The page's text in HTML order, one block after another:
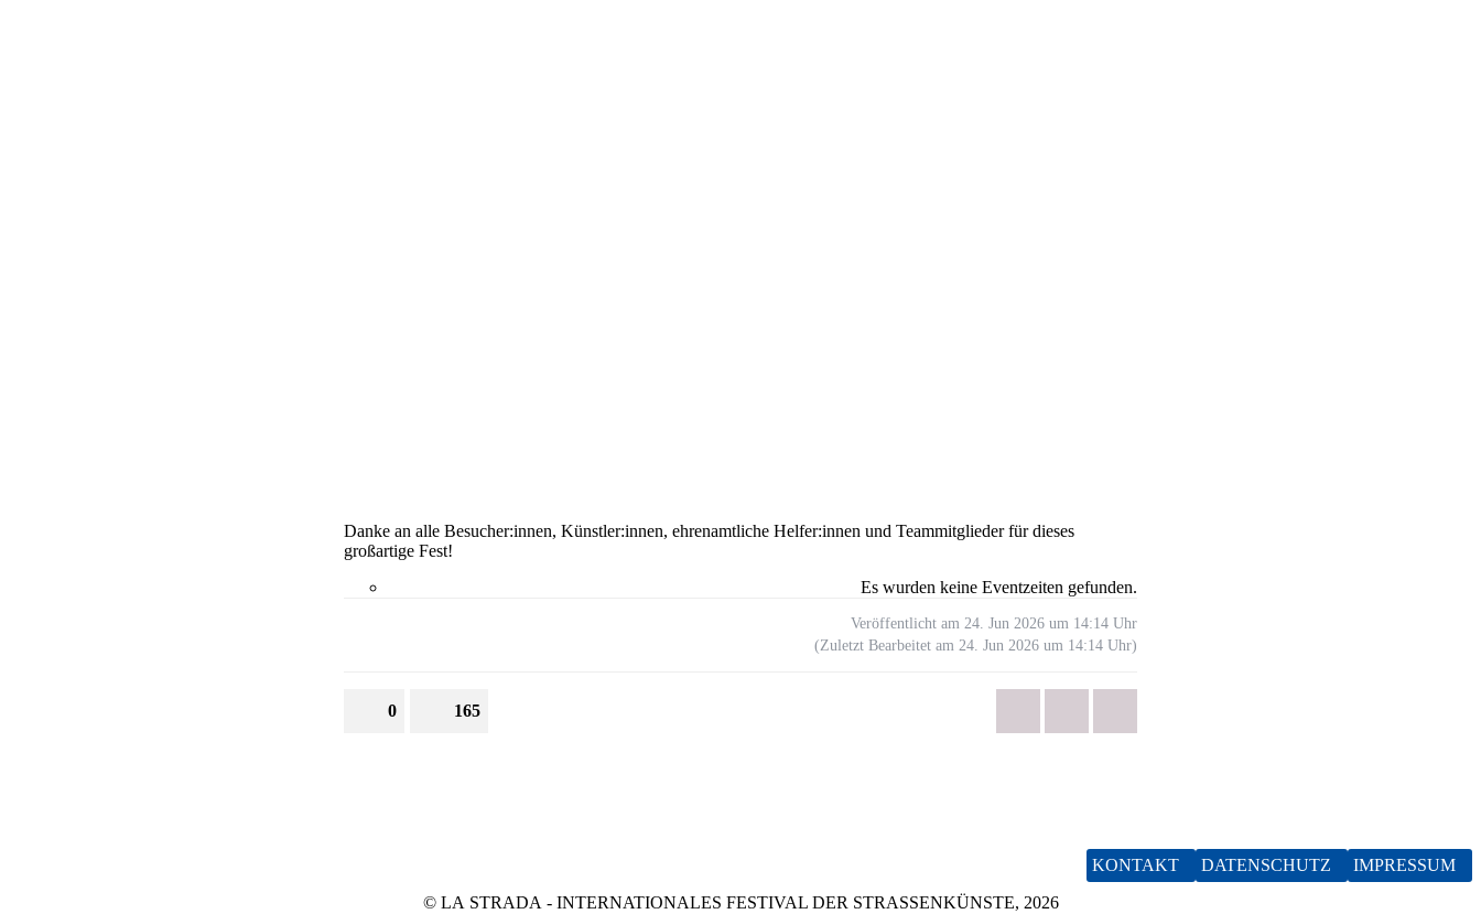
Danke an alle Besucher:innen, Künstler:innen, ehrenamtliche Helfer:innen und Teammitglieder für dieses
großartige Fest!
Es wurden keine Eventzeiten gefunden.
Veröffentlicht am 24. Jun 2026 um 14:14 Uhr
(Zuletzt Bearbeitet am 24. Jun 2026 um 14:14 Uhr)
0 165
IMPRESSUM
DATENSCHUTZ
KONTAKT
© LA STRADA - INTERNATIONALES FESTIVAL DER STRASSENKÜNSTE, 2026